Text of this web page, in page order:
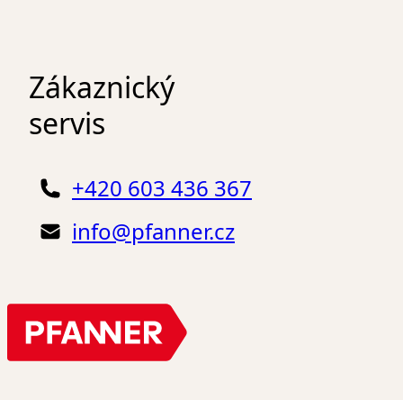
Zákaznický
servis
+420 603 436 367
info@pfanner.cz